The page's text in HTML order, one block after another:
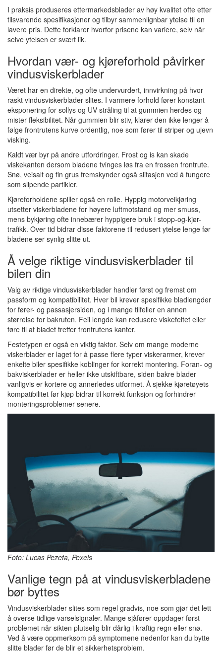
I praksis produseres ettermarkedsblader av høy kvalitet ofte etter
tilsvarende spesifikasjoner og tilbyr sammenlignbar ytelse til en
lavere pris. Dette forklarer hvorfor prisene kan variere, selv når
selve ytelsen er svært lik.
Hvordan vær- og kjøreforhold påvirker
vindusviskerblader
Været har en direkte, og ofte undervurdert, innvirkning på hvor
raskt vindusviskerblader slites. I varmere forhold fører konstant
eksponering for sollys og UV-stråling til at gummien herdes og
mister fleksibilitet. Når gummien blir stiv, klarer den ikke lenger å
følge frontrutens kurve ordentlig, noe som fører til striper og ujevn
visking.
Kaldt vær byr på andre utfordringer. Frost og is kan skade
viskekanten dersom bladene tvinges løs fra en frossen frontrute.
Snø, veisalt og fin grus fremskynder også slitasjen ved å fungere
som slipende partikler.
Kjøreforholdene spiller også en rolle. Hyppig motorveikjøring
utsetter viskerbladene for høyere luftmotstand og mer smuss,
mens bykjøring ofte innebærer hyppigere bruk i stopp-og-kjør-
trafikk. Over tid bidrar disse faktorene til redusert ytelse lenge før
bladene ser synlig slitte ut.
Å velge riktige vindusviskerblader til
bilen din
Valg av riktige vindusviskerblader handler først og fremst om
passform og kompatibilitet. Hver bil krever spesifikke bladlengder
for fører- og passasjersiden, og i mange tilfeller en annen
størrelse for bakruten. Feil lengde kan redusere viskefeltet eller
føre til at bladet treffer frontrutens kanter.
Festetypen er også en viktig faktor. Selv om mange moderne
viskerblader er laget for å passe flere typer viskerarmer, krever
enkelte biler spesifikke koblinger for korrekt montering. Foran- og
bakviskerblader er heller ikke utskiftbare, siden bakre blader
vanligvis er kortere og annerledes utformet. Å sjekke kjøretøyets
kompatibilitet før kjøp bidrar til korrekt funksjon og forhindrer
monteringsproblemer senere.
Foto: Lucas Pezeta, Pexels
Vanlige tegn på at vindusviskerbladene
bør byttes
Vindusviskerblader slites som regel gradvis, noe som gjør det lett
å overse tidlige varselsignaler. Mange sjåfører oppdager først
problemet når sikten plutselig blir dårlig i kraftig regn eller snø.
Ved å være oppmerksom på symptomene nedenfor kan du bytte
slitte blader før de blir et sikkerhetsproblem.